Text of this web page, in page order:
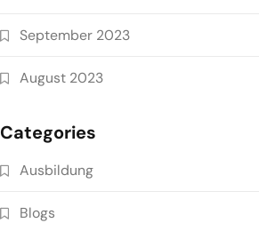
September 2023
August 2023
Categories
Ausbildung
Blogs